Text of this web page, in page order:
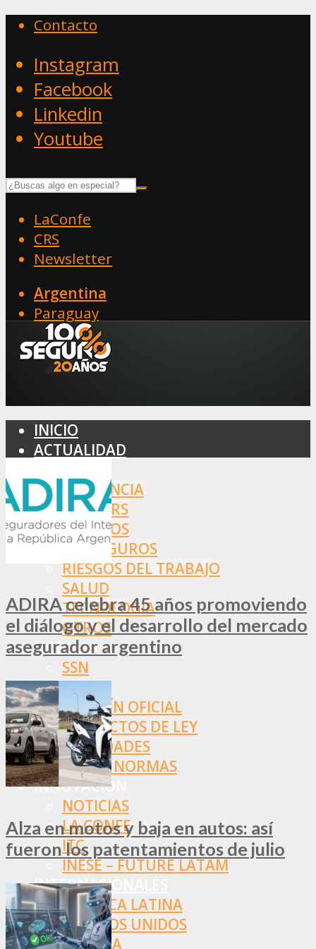
Contacto
Instagram
Facebook
Linkedin
Youtube
LaConfe
CRS
Newsletter
Argentina
Paraguay
INICIO
ACTUALIDAD
ASISTENCIA
BROKERS
SEGUROS
REASEGUROS
RIESGOS DEL TRABAJO
SALUD
TECNOLOGÍA
OTROS
NORMAS
SSN
SRT
BOLETÍN OFICIAL
PROYECTOS DE LEY
SOCIEDADES
OTRAS NORMAS
INNOVACIÓN
NOTICIAS
LA CONFE
ITC
INESE – FÜTURE LATAM
INTERNACIONALES
AMÉRICA LATINA
ESTADOS UNIDOS
EUROPA
ADIRA celebra 45 años promoviendo
el diálogo y el desarrollo del mercado
asegurador argentino
Alza en motos y baja en autos: así
fueron los patentamientos de julio